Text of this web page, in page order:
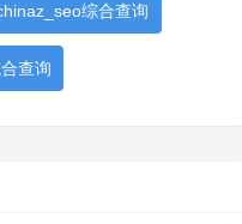
综合查询
查询